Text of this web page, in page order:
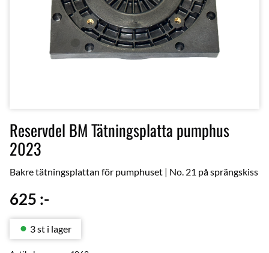
Reservdel BM Tätningsplatta pumphus
2023
Bakre tätningsplattan för pumphuset | No. 21 på sprängskiss
625 :-
3 st i lager